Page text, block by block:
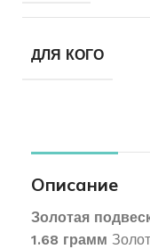
ДЛЯ КОГО
Описание
Золотая
1.68 грамм